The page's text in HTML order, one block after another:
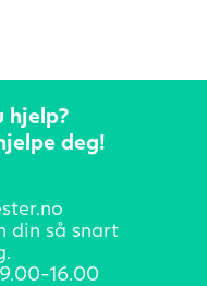
hjelp?
deg!
din så snart
16.00